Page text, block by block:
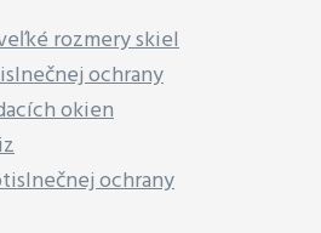
rozmery skiel
ochrany
okien
ochrany